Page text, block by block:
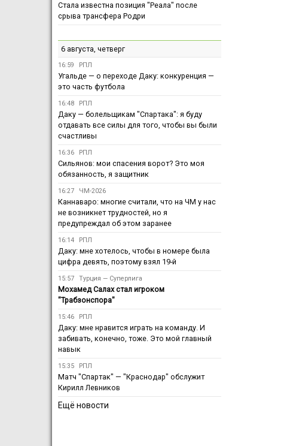
Стала известна позиция "Реала" после
срыва трансфера Родри
6 августа, четверг
16:59 РПЛ
Угальде — о переходе Даку: конкуренция —
это часть футбола
16:48 РПЛ
Даку — болельщикам "Спартака": я буду
отдавать все силы для того, чтобы вы были
счастливы
16:36 РПЛ
Сильянов: мои спасения ворот? Это моя
обязанность, я защитник
16:27 ЧМ-2026
Каннаваро: многие считали, что на ЧМ у нас
не возникнет трудностей, но я
предупреждал об этом заранее
16:14 РПЛ
Даку: мне хотелось, чтобы в номере была
цифра девять, поэтому взял 19-й
15:57 Турция — Суперлига
Мохамед Салах стал игроком
"Трабзонспора"
15:46 РПЛ
Даку: мне нравится играть на команду. И
забивать, конечно, тоже. Это мой главный
навык
15:35 РПЛ
Матч "Спартак" — "Краснодар" обслужит
Кирилл Левников
Ещё новости